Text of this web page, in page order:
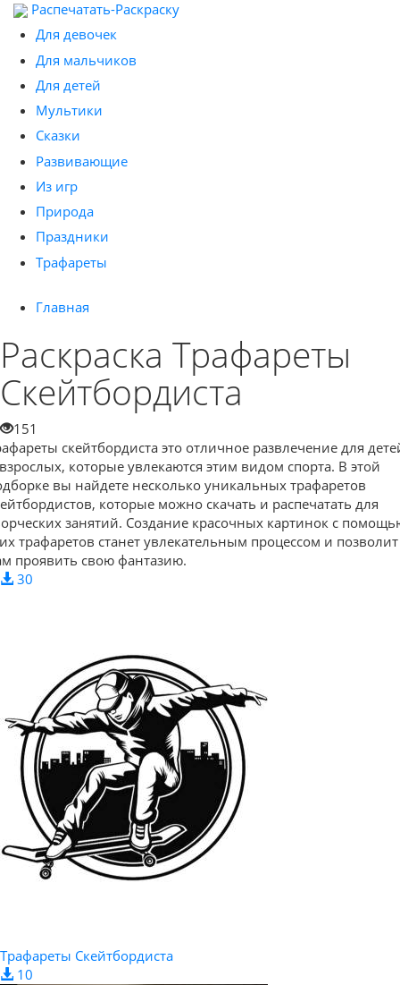
Распечатать-Раскраску
Для девочек
Для мальчиков
Для детей
Мультики
Сказки
Развивающие
Из игр
Природа
Праздники
Трафареты
Главная
Раскраска Трафареты
Скейтбордиста
151
скейтбордиста это отличное развлечение для
которые увлекаются этим видом спорта. В этой
вы найдете несколько уникальных трафаретов
которые можно скачать и распечатать для
занятий. Создание красочных картинок с
трафаретов станет увлекательным процессом и позволит
проявить свою фантазию.
30
Трафареты Скейтбордиста
10